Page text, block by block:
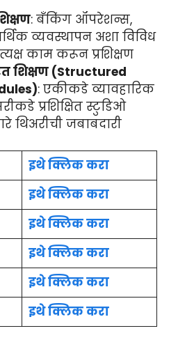
: बँकिंग ऑपरेशन्स,
व्यवस्थापन अशा विविध
काम करून प्रशिक्षण
शिक्षण (Structured
: एकीकडे व्यावहारिक
प्रशिक्षित स्टुडिओ
थिअरीची जबाबदारी
इथे क्लिक करा
इथे क्लिक करा
इथे क्लिक करा
इथे क्लिक करा
इथे क्लिक करा
इथे क्लिक करा